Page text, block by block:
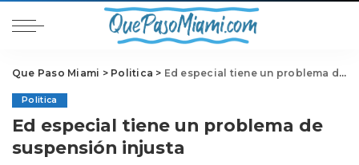
Que Paso Miami > Politica > Ed especial tiene un problema de suspensión injusta
Politica
Ed especial tiene un problema de
suspensión injusta